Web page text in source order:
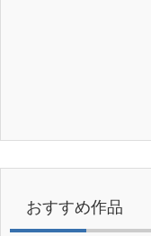
おすすめ作品